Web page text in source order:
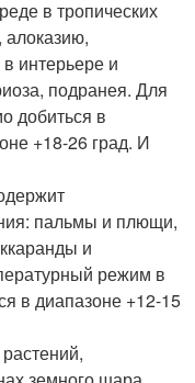
в тропических
интерьере и
подранея. Для
добиться в
+18-26 град. И
пальмы и плющи,
и
режим в
в диапазоне +12-15